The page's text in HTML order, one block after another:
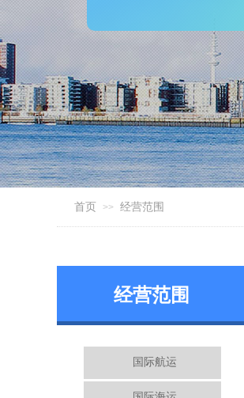
首页 >> 经营范围
经营范围
国际航运